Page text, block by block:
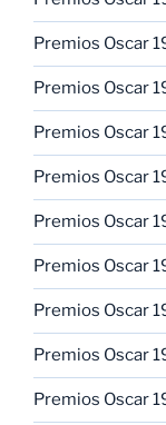
Premios Oscar
Premios Oscar
Premios Oscar
Premios Oscar
Premios Oscar
Premios Oscar
Premios Oscar
Premios Oscar
Premios Oscar